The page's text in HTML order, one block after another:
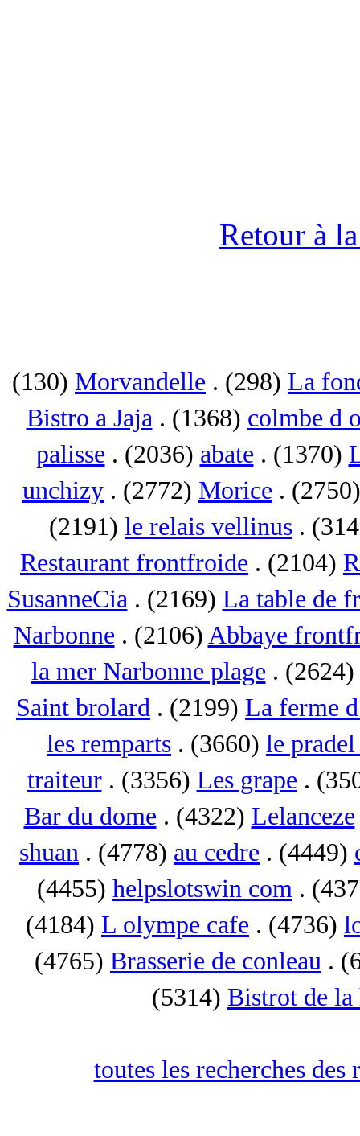
Retour à
(130) Morvandelle . (298) La
Bistro a Jaja. (1368) colmbe d
palisse . (2036) abate . (1370)
unchizy . (2772) Morice .
(2191) le relais vellinus .
Restaurant frontfroide . (2104)
SusanneCia. (2169) La table de
Narbonne . (2106) Abbaye
la mer Narbonne plage . (2624)
Saint brolard . (2199) La ferme
les remparts . (3660) le
traiteur. (3356) Les grape .
Bar du dome . (4322) Lelanceze
shuan . (4778) au cedre . (4449)
(4455) helpslotswin com .
(4184) L olympe cafe . (4736)
(4765) Brasserie de conleau .
(5314) Bistrot de la
toutes les recherches